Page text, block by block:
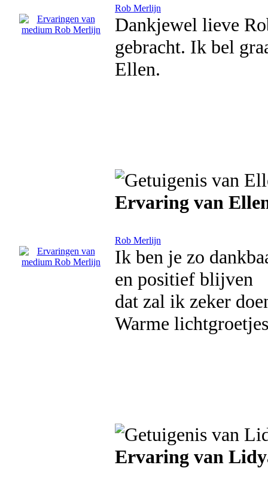
Rob Merlijn
Dankjewel lieve
gebracht. Ik bel
Ellen.
Ervaring van
Rob Merlijn
Ik ben je zo
en positief blijven
dat zal ik zeker
Warme
Ervaring van